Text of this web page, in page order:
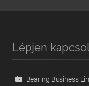
Lépjen
Bearing Business